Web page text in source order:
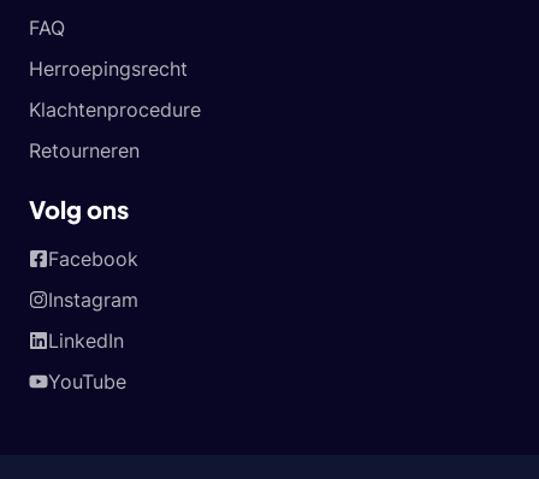
FAQ
Herroepingsrecht
Klachtenprocedure
Retourneren
Volg ons
Facebook
Instagram
LinkedIn
YouTube